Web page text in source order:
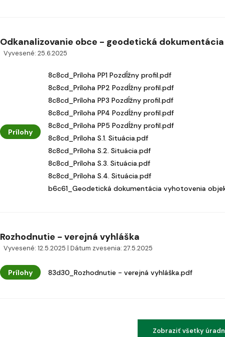
Odkanalizovanie obce - geodetická dokumentácia
Vyvesené: 25.6.2025
Prílohy
8c8cd_Príloha PP1 Pozdĺžny profil.pdf
8c8cd_Príloha PP2 Pozdĺžny profil.pdf
8c8cd_Príloha PP3 Pozdĺžny profil.pdf
8c8cd_Príloha PP4 Pozdĺžny profil.pdf
8c8cd_Príloha PP5 Pozdĺžny profil.pdf
8c8cd_Príloha S.1. Situácia.pdf
8c8cd_Príloha S.2. Situácia.pdf
8c8cd_Príloha S.3. Situácia.pdf
8c8cd_Príloha S.4. Situácia.pdf
b6c61_Geodetická dokumentácia vyhotovenia
Rozhodnutie - verejná vyhláška
Vyvesené: 12.5.2025 | Dátum zvesenia: 27.5.2025
Prílohy 83d30_Rozhodnutie - verejná vyhláška.pdf
Zobraziť všetky